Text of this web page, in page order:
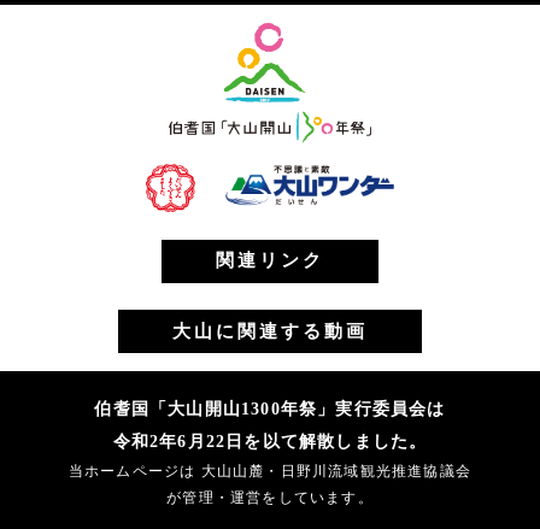
関連リンク
大山に関連する動画
伯耆国「大山開山1300年祭」実行委員会は
令和2年6月22日を以て解散しました。
当ホームページは 大山山麓・日野川流域観光推進協議会
が管理・運営をしています。